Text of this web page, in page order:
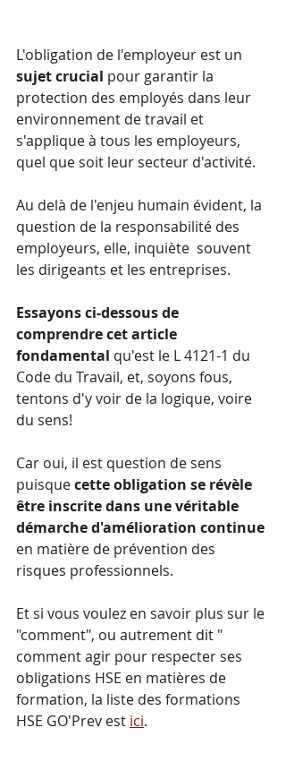
L'obligation de l'employeur est un
sujet crucial pour garantir la
protection des employés dans leur
environnement de travail et
s'applique à tous les employeurs,
quel que soit leur secteur d'activité.
Au delà de l'enjeu humain évident, la
question de la responsabilité des
employeurs, elle, inquiète  souvent
les dirigeants et les entreprises.
Essayons ci-dessous de
comprendre cet article
fondamental qu'est le L 4121-1 du
Code du Travail, et, soyons fous,
tentons d'y voir de la logique, voire
du sens!
Car oui, il est question de sens
puisque cette obligation se révèle
être inscrite dans une véritable
démarche d'amélioration continue
en matière de prévention des
risques professionnels.
Et si vous voulez en savoir plus sur le
"comment", ou autrement dit "
comment agir pour respecter ses
obligations HSE en matières de
formation, la liste des formations
HSE GO'Prev est ici.